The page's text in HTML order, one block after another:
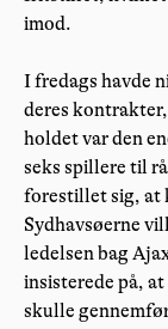
imod.
I fredags havde
deres
holdet var den
seks spillere til
forestillet sig, at
Sydhavsøerne
ledelsen bag
insisterede på,
skulle